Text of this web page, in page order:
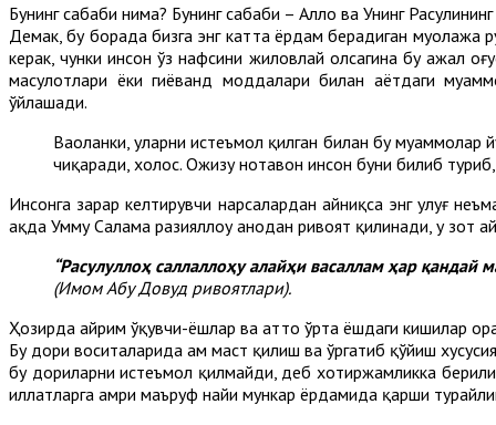
Бунинг сабаби нима? Бунинг сабаби – Аллоҳ ва Унинг
Демак, бу борада бизга энг катта ёрдам берадиган муолажа
керак, чунки инсон ўз нафсини жиловлай олсагина бу ажал
маҳсулотлари ёки гиёҳванд моддалари билан ҳаётдаги
ўйлашади.
Ваҳоланки, уларни истеъмол қилган билан бу
чиқаради, холос. Ожизу нотавон инсон буни билиб
Инсонга зарар келтирувчи нарсалардан айниқса энг улуғ
ҳақда Умму Салама разияллоҳу анҳодан ривоят қилинади, у зот
“Расулуллоҳ саллаллоҳу алайҳи васаллам ҳар
(Имом Абу Довуд ривоятлари).
Ҳозирда айрим ўқувчи-ёшлар ва ҳатто ўрта ёшдаги кишилар
Бу дори воситаларида ҳам маст қилиш ва ўргатиб қўйиш
бу дориларни истеъмол қилмайди, деб хотиржамликка
иллатларга амри маъруф наҳйи мункар ёрдамида қарши